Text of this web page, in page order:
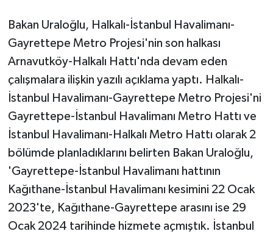
Bakan Uraloğlu, Halkalı-İstanbul Havalimanı-
Gayrettepe Metro Projesi'nin son halkası
Arnavutköy-Halkalı Hattı'nda devam eden
çalışmalara ilişkin yazılı açıklama yaptı. Halkalı-
İstanbul Havalimanı-Gayrettepe Metro Projesi'ni
Gayrettepe-İstanbul Havalimanı Metro Hattı ve
İstanbul Havalimanı-Halkalı Metro Hattı olarak 2
bölümde planladıklarını belirten Bakan Uraloğlu,
'Gayrettepe-İstanbul Havalimanı hattının
Kağıthane-İstanbul Havalimanı kesimini 22 Ocak
2023'te, Kağıthane-Gayrettepe arasını ise 29
Ocak 2024 tarihinde hizmete açmıştık. İstanbul
Sokak Hayvanlarını Sahiplendirme
Sonsöz Özel
Spor
Vasıta